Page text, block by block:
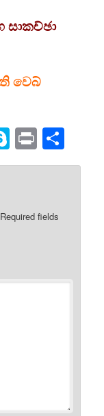
සාකච්ඡා
වෙබ්
Skype
Print
Required fields